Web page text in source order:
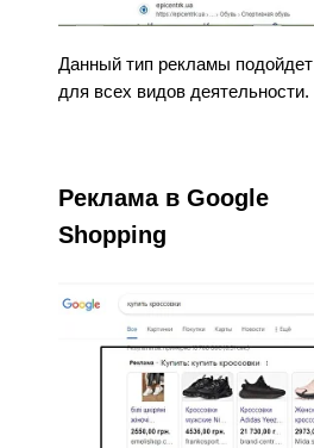
Данный тип рекламы подойдет
для всех видов деятельности.
Реклама в Google
Shopping